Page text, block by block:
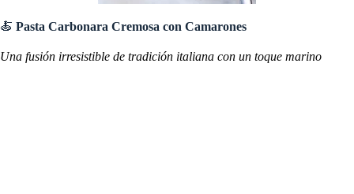
🍝 Pasta Carbonara Cremosa con Camarones
Una fusión irresistible de tradición italiana con un toque marino